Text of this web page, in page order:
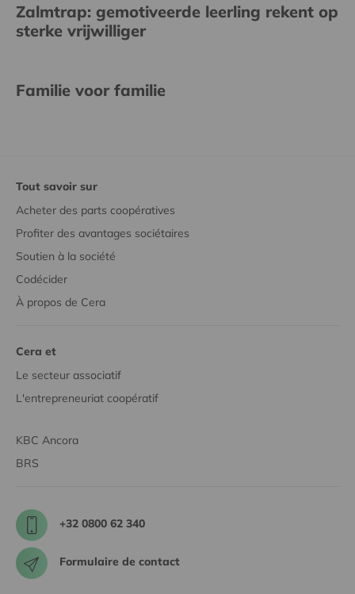
Zalmtrap: gemotiveerde leerling rekent op
sterke vrijwilliger
Familie voor familie
Tout savoir sur
Acheter des parts coopératives
Profiter des avantages sociétaires
Soutien à la société
Codécider
À propos de Cera
Cera et
Le secteur associatif
L'entrepreneuriat coopératif
KBC Ancora
BRS
+32 0800 62 340
Formulaire de contact